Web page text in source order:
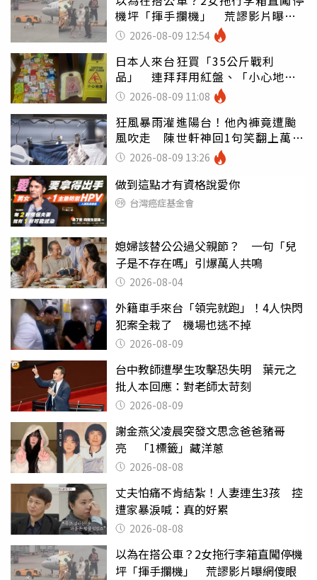
機坪「揮手攔機」 荒謬影片曝網
傻眼2026-08-09 12:54
日本人來台狂買「35公斤戰利
品」 連拜拜用紅盤、「小心地
滑」告示牌也帶回家
2026-08-09 11:08
狂風暴雨灌進陽台！他內褲竟遭颱
風吹走 陳世軒神回1句笑翻上萬網
友 2026-08-09 13:26
做到這點才有資格說愛你
台灣癌症基金會
媳婦該替公公過父親節？ 一句「兒
子是不存在嗎」引爆萬人共鳴
2026-08-04
外籍車手來台「領完就跑」！4人快閃
犯案全栽了 機場也逃不掉
2026-08-09
台中教師遭學生攻擊恐失明 葉元之
批人本回應：對老師太苛刻
2026-08-09
謝金燕父凌晨突發文思念爸爸豬哥
亮 「1標籤」藏洋蔥
2026-08-08
丈夫怕痛不肯結紮！人妻連生3孩 控
遭家暴淚喊：真的好累
2026-08-08
以為在搭公車？2女拖行李箱直闖停機
坪「揮手攔機」 荒謬影片曝網傻眼